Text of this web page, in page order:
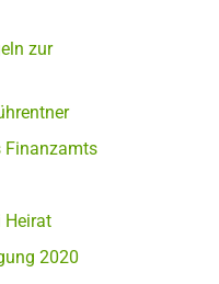
zur
Finanzamts
Heirat
2020